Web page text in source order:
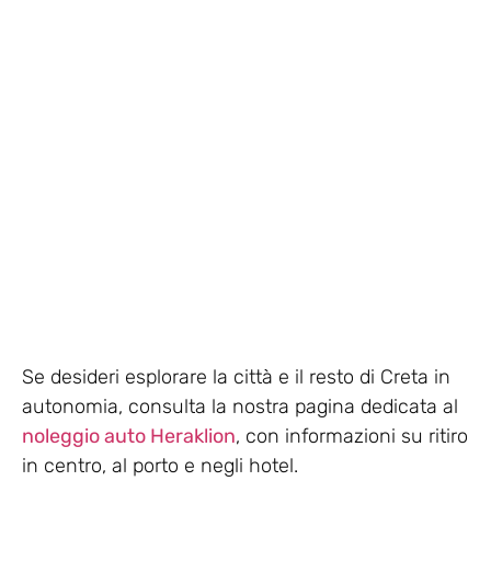
Se desideri esplorare la città e il resto di Creta in
autonomia, consulta la nostra pagina dedicata al
noleggio auto Heraklion, con informazioni su ritiro
in centro, al porto e negli hotel.